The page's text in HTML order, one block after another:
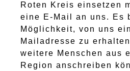
Roten Kreis einsetzen
eine E-Mail an uns. Es
Möglichkeit, von uns
Mailadresse zu
weitere Menschen aus
Region anschreiben